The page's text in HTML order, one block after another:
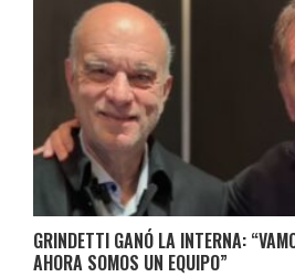
GRINDETTI GANÓ LA INTERNA:
AHORA SOMOS UN EQUIPO”